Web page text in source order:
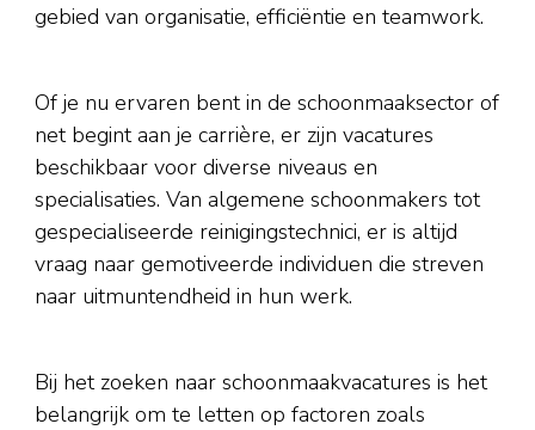
gebied van organisatie, efficiëntie en teamwork.
Of je nu ervaren bent in de schoonmaaksector of
net begint aan je carrière, er zijn vacatures
beschikbaar voor diverse niveaus en
specialisaties. Van algemene schoonmakers tot
gespecialiseerde reinigingstechnici, er is altijd
vraag naar gemotiveerde individuen die streven
naar uitmuntendheid in hun werk.
Bij het zoeken naar schoonmaakvacatures is het
belangrijk om te letten op factoren zoals